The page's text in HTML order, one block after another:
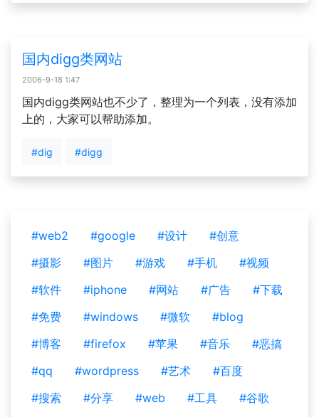
国内digg类网站
2006-9-18 1:47
国内digg类网站也不少了，整理为一个列表，没有添加
上的，大家可以帮助添加。
#dig #digg
#web2 #google #设计
#创意
#摄影
#图片 #游戏 #手机
#视频
#软件
#iphone #网站 #广告
#下载
#免费
#windows #微软
#blog
#博客
#firefox #苹果 #音乐
#恶搞
#qq
#wordpress #艺术
#百度
#搜索
#分享 #web #工具
#谷歌